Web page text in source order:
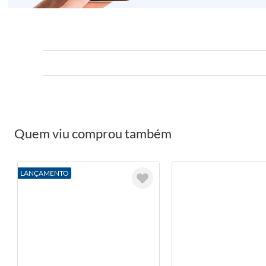
Quem viu comprou também
LANÇAMENTO